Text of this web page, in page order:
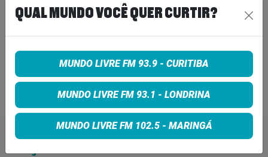
6 de agosto de 2026
QUEENS OF THE STONE AGE CRIA
LINHA TELEFÔNICA PARA OUVIR
RECLAMAÇÕES DOS FÃS; BANDA
DIZ QUE “NENHUMA LAMÚRIA É
PEQUENA DEMAIS”
PEÇA SUA MÚSICA
QUAL MUNDO VOCÊ QUER CURTIR?
MUNDO LIVRE FM 93.9 - CURITIBA
MUNDO LIVRE FM 93.1 - LONDRINA
MUNDO LIVRE FM 102.5 - MARINGÁ